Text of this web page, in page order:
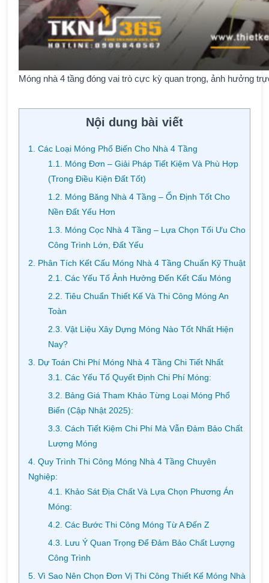
Móng nhà 4 tầng đóng vai trò cực kỳ quan trọng, ảnh hưởng
Nội dung bài viết
1. Các Loại Móng Phổ Biến Cho Nhà 4 Tầng
1.1. Móng Đơn – Giải Pháp Tiết Kiệm Và Phù Hợp
(Trong Điều Kiện Đất Tốt)
1.2. Móng Băng Nhà 4 Tầng – Ổn Định Tốt Cho
Nền Đất Yếu Hơn
1.3. Móng Cọc Nhà 4 Tầng – Lựa Chọn Tối Ưu Cho
Công Trình Lớn, Đất Yếu
2. Phân Tích Kết Cấu Móng Nhà 4 Tầng Chuẩn Kỹ Thuật
2.1. Các Yếu Tố Ảnh Hưởng Đến Kết Cấu Móng
2.2. Tiêu Chuẩn Thiết Kế Và Thi Công Móng An
Toàn
2.3. Vật Liệu Xây Dựng Móng Nào Tốt Nhất Hiện
Nay?
3. Dự Toán Chi Phí Móng Nhà 4 Tầng Chi Tiết Nhất
3.1. Các Yếu Tố Quyết Định Chi Phí Móng:
3.2. Bảng Giá Tham Khảo Từng Loại Móng Phổ
Biến (Cập Nhật 2025):
3.3. Cách Tiết Kiệm Chi Phí Mà Vẫn Đảm Bảo Chất
Lượng Móng
4. Quy Trình Thi Công Móng Nhà 4 Tầng Chuyên
Nghiệp:
4.1. Khảo Sát Địa Chất Và Lựa Chọn Phương Án
Móng:
4.2. Các Bước Thi Công Móng Từ A Đến Z
4.3. Lưu Ý Quan Trọng Để Đảm Bảo Chất Lượng
Công Trình
5. Vì Sao Nên Chọn Đơn Vị Thi Công Thiết Kế Móng Nhà